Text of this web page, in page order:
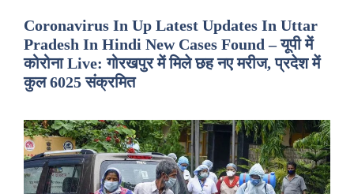
Coronavirus In Up Latest Updates In Uttar
Pradesh In Hindi New Cases Found – यूपी में
कोरोना Live: गोरखपुर में मिले छह नए मरीज, प्रदेश में
कुल 6025 संक्रमित